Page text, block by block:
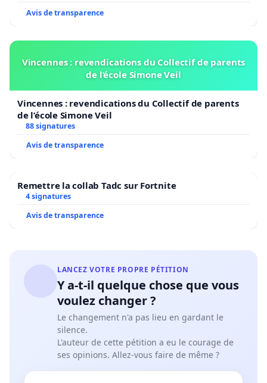
Avis de transparence
Vincennes : revendications du Collectif de parents
de l’école Simone Veil
Vincennes : revendications du Collectif de parents
de l’école Simone Veil
88 signatures
Avis de transparence
Remettre la collab Tadc sur Fortnite
4 signatures
Avis de transparence
LANCEZ VOTRE PROPRE PÉTITION
Y a-t-il quelque chose que vous
voulez changer ?
Le changement n'a pas lieu en gardant le
silence.
L'auteur de cette pétition a eu le courage de
ses opinions. Allez-vous faire de même ?